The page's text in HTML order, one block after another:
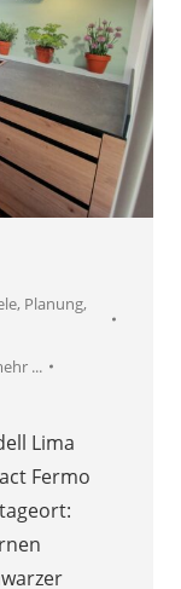
, Planung,
...
Lima
Fermo